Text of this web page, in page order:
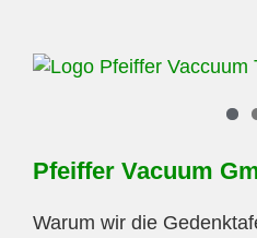
Pfeiffer Vacuum
Warum wir die